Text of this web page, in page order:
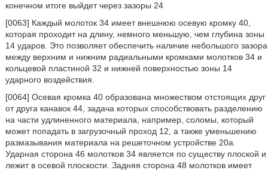
конечном итоге выйдет через зазоры 24
[0063] Каждый молоток 34 имеет внешнюю осевую кромку 40,
которая проходит на длину, немного меньшую, чем глубина зоны
14 ударов. Это позволяет обеспечить наличие небольшого зазора
между верхним и нижним радиальными кромками молотков 34 и
кольцевой пластиной 32 и нижней поверхностью зоны 14
ударного воздействия.
[0064] Осевая кромка 40 образована множеством отстоящих друг
от друга канавок 44, задача которых способствовать разделению
на части удлиненного материала, например, соломы, который
может попадать в загрузочный проход 12, а также уменьшению
размазывания материала на решеточном устройстве 20a.
Ударная сторона 46 молотков 34 является по существу плоской и
лежит в осевой плоскости. Задняя сторона 48 молотков имеет